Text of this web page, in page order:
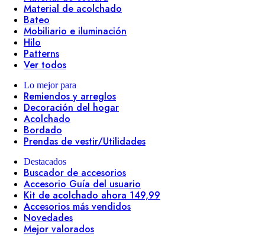
Material de acolchado
Bateo
Mobiliario e iluminación
Hilo
Patterns
Ver todos
Lo mejor para
Remiendos y arreglos
Decoración del hogar
Acolchado
Bordado
Prendas de vestir/Utilidades
Destacados
Buscador de accesorios
Accesorio Guía del usuario
Kit de acolchado ahora 149,99
Accesorios más vendidos
Novedades
Mejor valorados